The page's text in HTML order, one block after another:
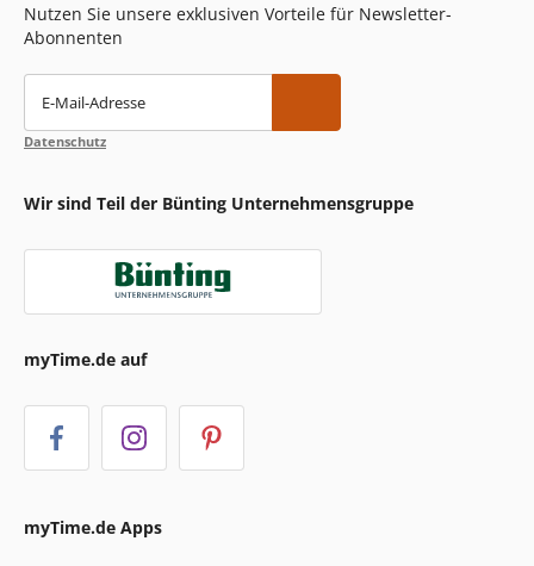
Nutzen Sie unsere exklusiven Vorteile für Newsletter-
Abonnenten
E-Mail-Adresse
Datenschutz
Wir sind Teil der Bünting Unternehmensgruppe
myTime.de auf
myTime.de Apps